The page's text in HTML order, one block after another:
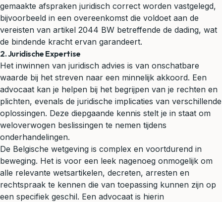
gemaakte afspraken juridisch correct worden vastgelegd,
bijvoorbeeld in een overeenkomst die voldoet aan de
vereisten van artikel 2044 BW betreffende de dading, wat
de bindende kracht ervan garandeert.
2. Juridische Expertise
Het inwinnen van juridisch advies is van onschatbare
waarde bij het streven naar een minnelijk akkoord. Een
advocaat kan je helpen bij het begrijpen van je rechten en
plichten, evenals de juridische implicaties van verschillende
oplossingen. Deze diepgaande kennis stelt je in staat om
weloverwogen beslissingen te nemen tijdens
onderhandelingen.
De Belgische wetgeving is complex en voortdurend in
beweging. Het is voor een leek nagenoeg onmogelijk om
alle relevante wetsartikelen, decreten, arresten en
rechtspraak te kennen die van toepassing kunnen zijn op
een specifiek geschil. Een advocaat is hierin